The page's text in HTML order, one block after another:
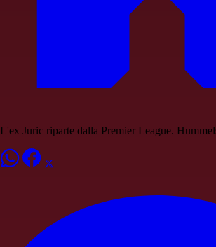
L'ex Juric riparte dalla Premier League.